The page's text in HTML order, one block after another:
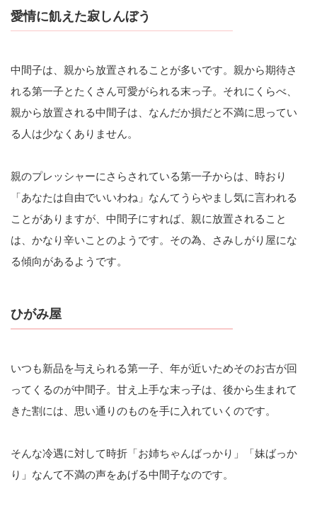
愛情に飢えた寂しんぼう
中間子は、親から放置されることが多いです。親から期待さ
れる第一子とたくさん可愛がられる末っ子。それにくらべ、
親から放置される中間子は、なんだか損だと不満に思ってい
る人は少なくありません。
親のプレッシャーにさらされている第一子からは、時おり
「あなたは自由でいいわね」なんてうらやまし気に言われる
ことがありますが、中間子にすれば、親に放置されること
は、かなり辛いことのようです。その為、さみしがり屋にな
る傾向があるようです。
ひがみ屋
いつも新品を与えられる第一子、年が近いためそのお古が回
ってくるのが中間子。甘え上手な末っ子は、後から生まれて
きた割には、思い通りのものを手に入れていくのです。
そんな冷遇に対して時折「お姉ちゃんばっかり」「妹ばっか
り」なんて不満の声をあげる中間子なのです。